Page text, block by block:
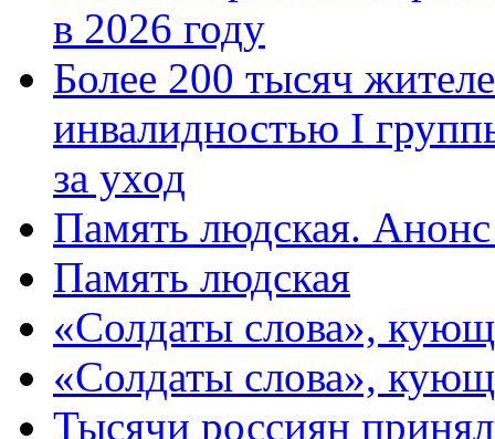
в 2026 году
Более 200 тысяч
инвалидностью I
за уход
Память людская.
Память людская
«Солдаты слова»,
«Солдаты слова»,
Тысячи россиян